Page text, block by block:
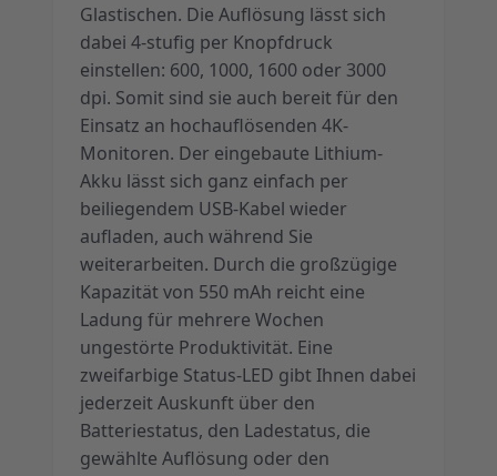
Glastischen. Die Auflösung lässt sich
dabei 4-stufig per Knopfdruck
einstellen: 600, 1000, 1600 oder 3000
dpi. Somit sind sie auch bereit für den
Einsatz an hochauflösenden 4K-
Monitoren. Der eingebaute Lithium-
Akku lässt sich ganz einfach per
beiliegendem USB-Kabel wieder
aufladen, auch während Sie
weiterarbeiten. Durch die großzügige
Kapazität von 550 mAh reicht eine
Ladung für mehrere Wochen
ungestörte Produktivität. Eine
zweifarbige Status-LED gibt Ihnen dabei
jederzeit Auskunft über den
Batteriestatus, den Ladestatus, die
gewählte Auflösung oder den